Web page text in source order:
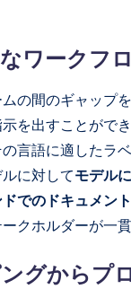
ワークフ
の間のギャップ
を出すことがで
言語に適したラ
に対してモデル
でのドキュメン
クホルダーが一
グからプ